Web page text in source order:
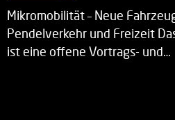
Mikromobilität – Neue
Pendelverkehr und Freizeit
ist eine offene Vortrags- und…